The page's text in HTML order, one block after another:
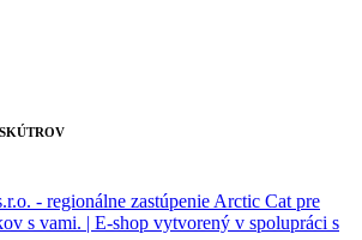
- regionálne zastúpenie Arctic Cat pre
s vami. | E-shop vytvorený v spolupráci s